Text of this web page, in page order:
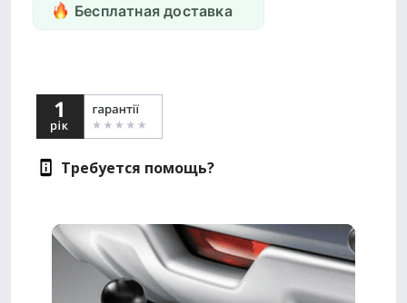
Бесплатная доставка
Требуется помощь?